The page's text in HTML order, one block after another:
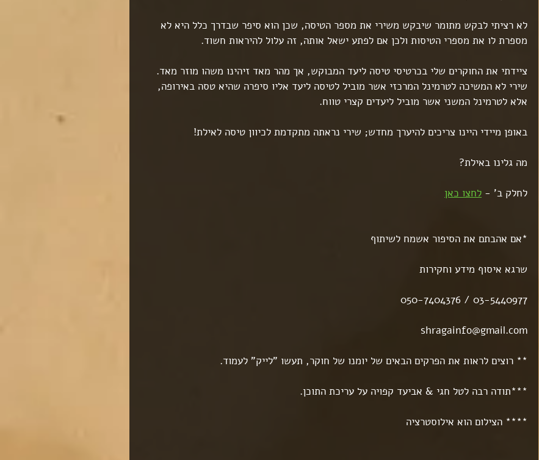
לא רציתי לבקש מתומר שיבקש משירי את מספר הטיסה, שכן הוא סיפר שבדרך כלל היא לא
מספרת לו את מספרי הטיסות ולכן אם לפתע ישאל אותה, זה עלול להיראות חשוד.
ציידתי את החוקרים שלי בכרטיסי טיסה ליעד המבוקש, אך מהר מאד זיהינו משהו מוזר מאד.
שירי לא המשיכה לטרמינל המרכזי אשר מוביל לטיסה ליעד אליו סיפרה שהיא טסה באירופה,
אלא לטרמינל המשני אשר מוביל ליעדים קצרי טווח.
באופן מיידי היינו צריכים להיערך מחדש; שירי נראתה מתקדמת לכיוון טיסה לאילת!
מה גלינו באילת?
לחלק ב' - לחצו כאן
*אם אהבתם את הסיפור אשמח לשיתוף
שרגא איסוף מידע וחקירות
03-5440977 / 050-7404376
shragainfo@gmail.com
** רוצים לראות את הפרקים הבאים של יומנו של חוקר, תעשו "לייק" לעמוד.
***תודה רבה לטל חגי & אביעד קפויה על עריכת התוכן.
**** הצילום הוא אילוסטרציה